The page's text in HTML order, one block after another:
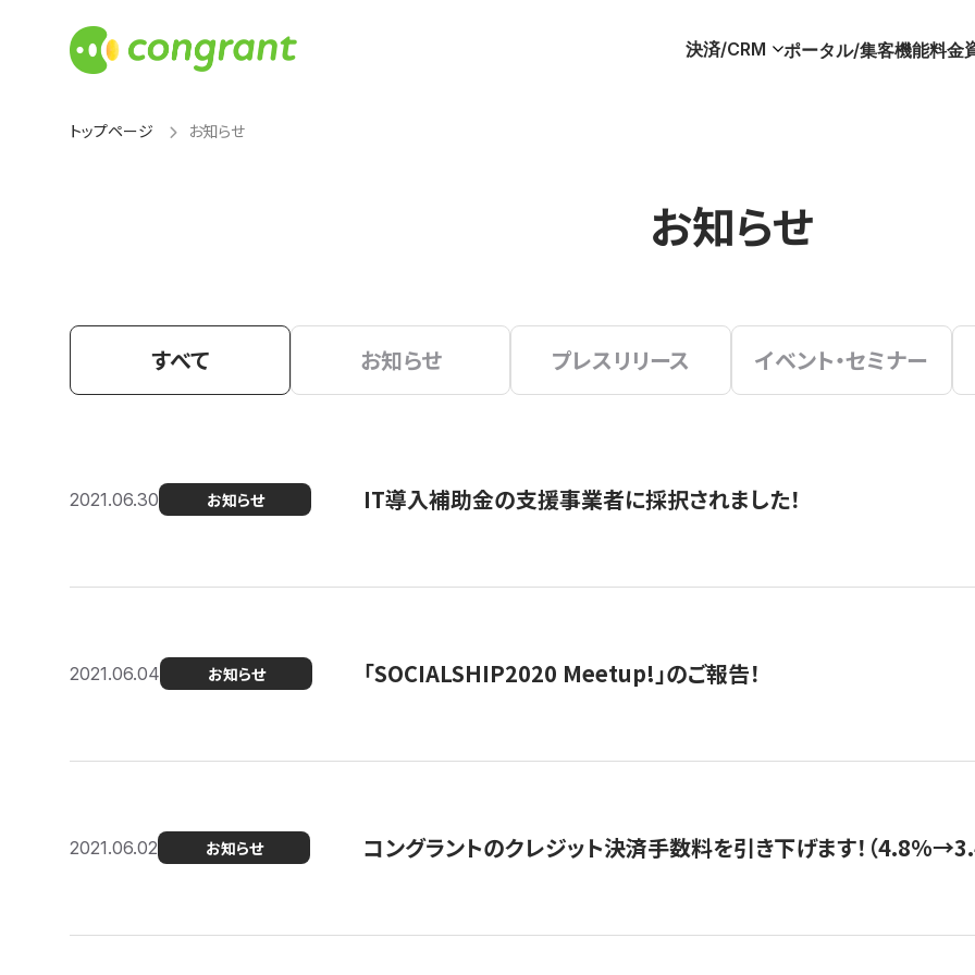
決済/CRM ポータル/集客機能料金
トップページ お知らせ
お知らせ
すべて お知らせ プレスリリース イベント・セミナー
2021.06.30 お知らせ IT導入補助金の支援事業者に採択されました！
2021.06.04 お知らせ 「SOCIALSHIP2020 Meetup!」のご報告！
2021.06.02 お知らせ コングラントのクレジット決済手数料を引き下げます！（